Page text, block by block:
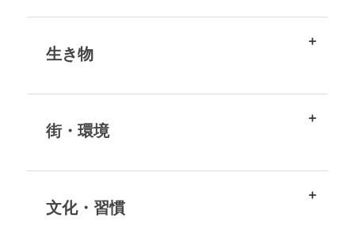
生き物
街・環境
文化・習慣